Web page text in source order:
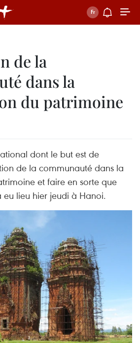
de la
dans la
du patrimoine
dont le but est de
de la communauté dans la
et faire en sorte que
eu lieu hier jeudi à Hanoi.